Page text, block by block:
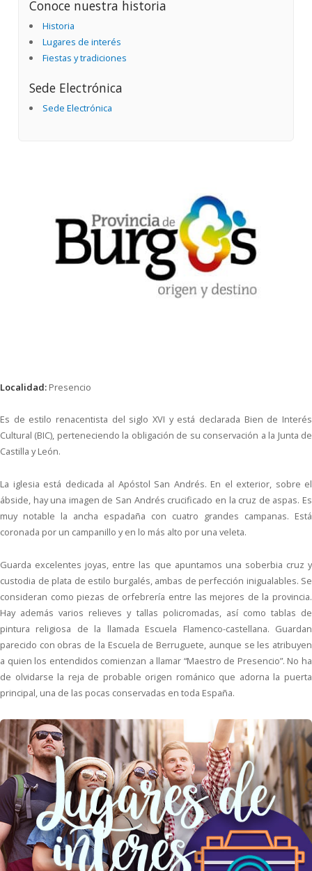
Conoce nuestra historia
Historia
Lugares de interés
Fiestas y tradiciones
Sede Electrónica
Sede Electrónica
Localidad: Presencio
Es de estilo renacentista del siglo XVI y está declarada Bien de Interés
Cultural (BIC), perteneciendo la obligación de su conservación a la Junta de
Castilla y León.
La iglesia está dedicada al Apóstol San Andrés. En el exterior, sobre el
ábside, hay una imagen de San Andrés crucificado en la cruz de aspas. Es
muy notable la ancha espadaña con cuatro grandes campanas. Está
coronada por un campanillo y en lo más alto por una veleta.
Guarda excelentes joyas, entre las que apuntamos una soberbia cruz y
custodia de plata de estilo burgalés, ambas de perfección inigualables. Se
consideran como piezas de orfebrería entre las mejores de la provincia.
Hay además varios relieves y tallas policromadas, así como tablas de
pintura religiosa de la llamada Escuela Flamenco-castellana. Guardan
parecido con obras de la Escuela de Berruguete, aunque se les atribuyen
a quien los entendidos comienzan a llamar “Maestro de Presencio”. No ha
de olvidarse la reja de probable origen románico que adorna la puerta
principal, una de las pocas conservadas en toda España.